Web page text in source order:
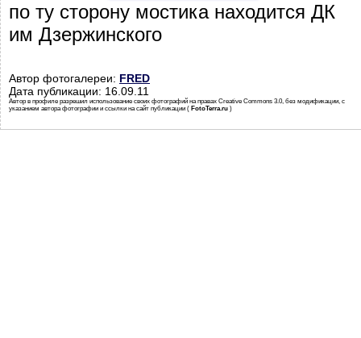
по ту сторону мостика находится ДК
им Дзержинского
Автор фотогалереи: FRED
Дата публикации: 16.09.11
Автор в профиле разрешил использование своих фотографий на правах Creative Commons 3.0, без модификации, с
указанием автора фотографии и ссылки на сайт публикации ( FotoTerra.ru )